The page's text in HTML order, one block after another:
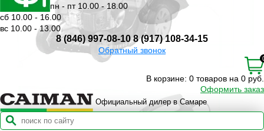
пн - пт 10.00 - 18.00
сб 10.00 - 16.00
вс 10.00 - 13.00
8 (846) 997-08-10 8 (917) 108-34-15
Обратный звонок
В корзине: 0 товаров на 0 руб.
Оформить заказ
Официальный дилер в Самаре